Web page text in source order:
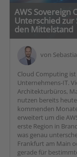
AWS Sovereign
Unterschied
den Mittelstand
von
Cloud Computing
Unternehmens-IT.
Architekturbüros,
nutzen bereits
kommenden
erweitert um die
erste Region in
was genau
Frankfurt am Main
gerade für